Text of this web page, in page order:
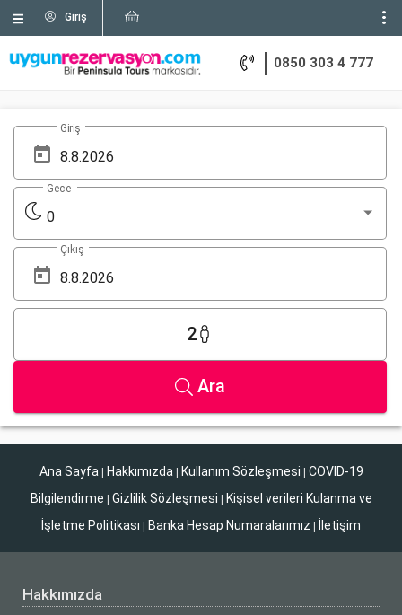
Giriş
0850 303 4 777
Giriş
0
Gece
Çıkış
2
Ara
Ana Sayfa | Hakkımızda | Kullanım Sözleşmesi | COVID-19
Bilgilendirme | Gizlilik Sözleşmesi | Kişisel verileri Kulanma ve
İşletme Politikası | Banka Hesap Numaralarımız | İletişim
Hakkımızda